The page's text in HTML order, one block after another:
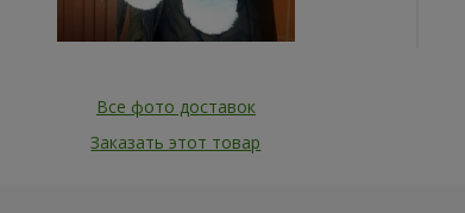
Все фото доставок
Заказать этот товар